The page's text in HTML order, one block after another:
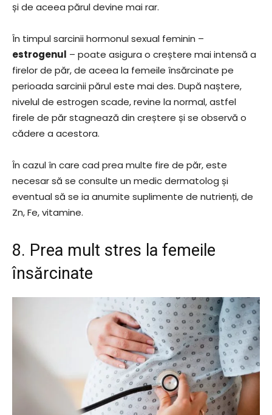
și de aceea părul devine mai rar.
În timpul sarcinii hormonul sexual feminin –
estrogenul – poate asigura o creștere mai intensă a
firelor de păr, de aceea la femeile însărcinate pe
perioada sarcinii părul este mai des. După naștere,
nivelul de estrogen scade, revine la normal, astfel
firele de păr stagnează din creștere și se observă o
cădere a acestora.
În cazul în care cad prea multe fire de păr, este
necesar să se consulte un medic dermatolog și
eventual să se ia anumite suplimente de nutrienți, de
Zn, Fe, vitamine.
8. Prea mult stres la femeile
însărcinate